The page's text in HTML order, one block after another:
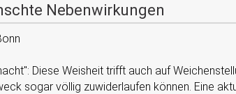
Nebenwirkungen
: Diese Weisheit trifft auch auf
sogar völlig zuwiderlaufen können. Eine